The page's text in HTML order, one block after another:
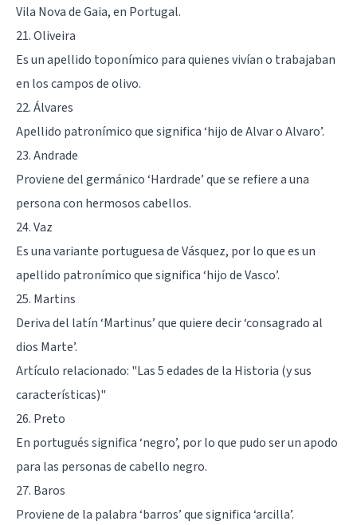
Vila Nova de Gaia, en Portugal.
21. Oliveira
Es un apellido toponímico para quienes vivían o trabajaban
en los campos de olivo.
22. Álvares
Apellido patronímico que significa ‘hijo de Alvar o Alvaro’.
23. Andrade
Proviene del germánico ‘Hardrade’ que se refiere a una
persona con hermosos cabellos.
24. Vaz
Es una variante portuguesa de Vásquez, por lo que es un
apellido patronímico que significa ‘hijo de Vasco’.
25. Martins
Deriva del latín ‘Martinus’ que quiere decir ‘consagrado al
dios Marte’.
Artículo relacionado: "Las 5 edades de la Historia (y sus
características)"
26. Preto
En portugués significa ‘negro’, por lo que pudo ser un apodo
para las personas de cabello negro.
27. Baros
Proviene de la palabra ‘barros’ que significa ‘arcilla’.